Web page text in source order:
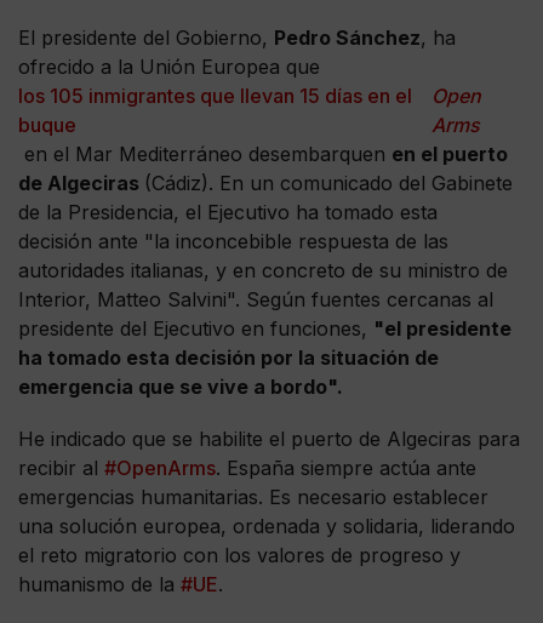
El presidente del Gobierno, Pedro Sánchez, ha
ofrecido a la Unión Europea que
los 105 inmigrantes que llevan 15 días en el
buque
Open
Arms
en el Mar Mediterráneo desembarquen en el puerto
de Algeciras (Cádiz). En un comunicado del Gabinete
de la Presidencia, el Ejecutivo ha tomado esta
decisión ante "la inconcebible respuesta de las
autoridades italianas, y en concreto de su ministro de
Interior, Matteo Salvini". Según fuentes cercanas al
presidente del Ejecutivo en funciones, "el presidente
ha tomado esta decisión por la situación de
emergencia que se vive a bordo".
He indicado que se habilite el puerto de Algeciras para
recibir al #OpenArms. España siempre actúa ante
emergencias humanitarias. Es necesario establecer
una solución europea, ordenada y solidaria, liderando
el reto migratorio con los valores de progreso y
humanismo de la #UE.